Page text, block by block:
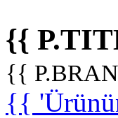
{{
{{
{{